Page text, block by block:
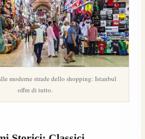
moderne strade dello shopping: Istanbul
offre di tutto.